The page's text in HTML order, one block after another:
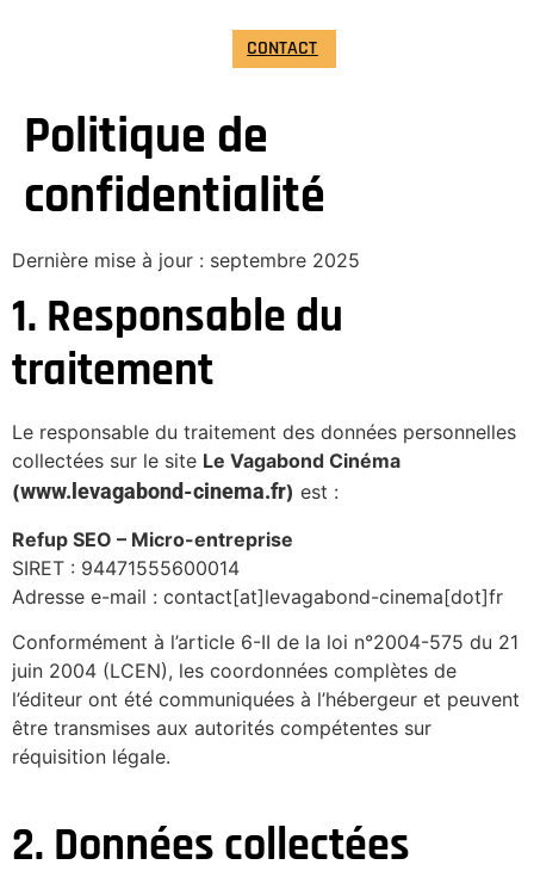
CONTACT
Politique de
confidentialité
Dernière mise à jour : septembre 2025
1. Responsable du
traitement
Le responsable du traitement des données personnelles
collectées sur le site Le Vagabond Cinéma
(www.levagabond-cinema.fr) est :
Refup SEO – Micro-entreprise
SIRET : 94471555600014
Adresse e-mail : contact[at]levagabond-cinema[dot]fr
Conformément à l’article 6-II de la loi n°2004-575 du 21
juin 2004 (LCEN), les coordonnées complètes de
l’éditeur ont été communiquées à l’hébergeur et peuvent
être transmises aux autorités compétentes sur
réquisition légale.
2. Données collectées